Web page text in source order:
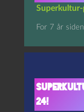
For 7 år siden
24!